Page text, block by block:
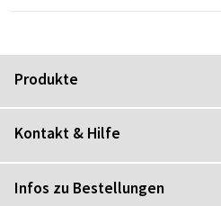
Produkte
Kontakt & Hilfe
Infos zu Bestellungen